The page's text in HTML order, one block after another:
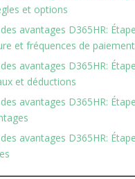
et options
avantages D365HR:
et fréquences de paiement
avantages D365HR:
et déductions
avantages D365HR:
avantages D365HR: